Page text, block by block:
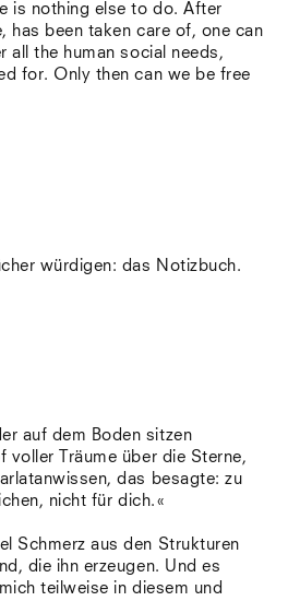
is nothing else to do. After
has been taken care of, one can
all the human social needs,
for. Only then can we be free
würdigen: das Notizbuch.
auf dem Boden sitzen
voller Träume über die Sterne,
das besagte: zu
nicht für dich.«
Schmerz aus den Strukturen
die ihn erzeugen. Und es
teilweise in diesem und